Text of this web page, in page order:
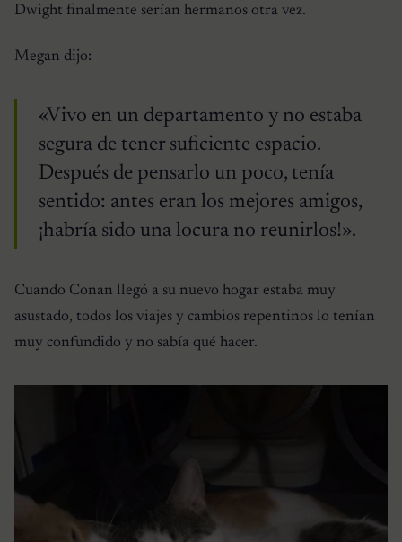
Dwight finalmente serían hermanos otra vez.
Megan dijo:
«Vivo en un departamento y no estaba
segura de tener suficiente espacio.
Después de pensarlo un poco, tenía
sentido: antes eran los mejores amigos,
¡habría sido una locura no reunirlos!».
Cuando Conan llegó a su nuevo hogar estaba muy
asustado, todos los viajes y cambios repentinos lo tenían
muy confundido y no sabía qué hacer.